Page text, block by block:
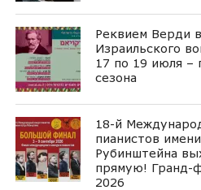
Реквием Верди
Израильского
17 по 19 июля –
сезона
18-й
пианистов
Рубинштейна
прямую! Гранд-
2026